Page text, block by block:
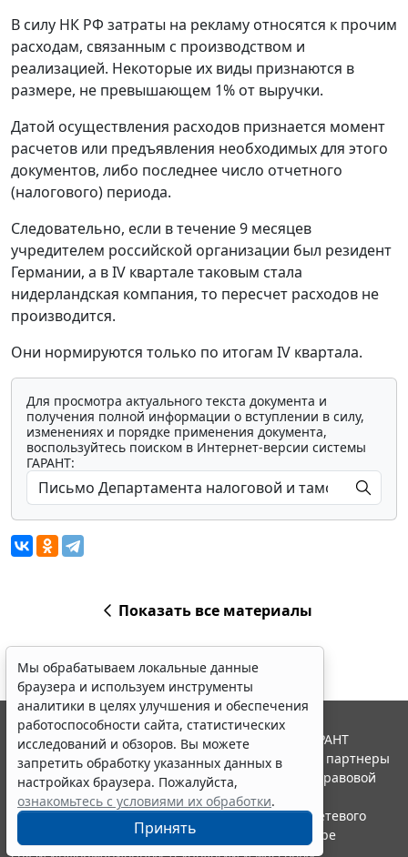
В силу НК РФ затраты на рекламу относятся к прочим
расходам, связанным с производством и
реализацией. Некоторые их виды признаются в
размере, не превышающем 1% от выручки.
Датой осуществления расходов признается момент
расчетов или предъявления необходимых для этого
документов, либо последнее число отчетного
(налогового) периода.
Следовательно, если в течение 9 месяцев
учредителем российской организации был резидент
Германии, а в IV квартале таковым стала
нидерландская компания, то пересчет расходов не
производится.
Они нормируются только по итогам IV квартала.
Для просмотра актуального текста документа и
получения полной информации о вступлении в силу,
изменениях и порядке применения документа,
воспользуйтесь поиском в Интернет-версии системы
ГАРАНТ:
Показать все материалы
Мы обрабатываем локальные данные
браузера и используем инструменты
аналитики в целях улучшения и обеспечения
работоспособности сайта, статистических
исследований и обзоров. Вы можете
запретить обработку указанных данных в
настройках браузера. Пожалуйста,
ознакомьтесь с условиями их обработки.
Принять
© ООО "НПП "ГАРАНТ-СЕРВИС", 2026. Система ГАРАНТ
выпускается с 1990 года. Компания "Гарант" и ее партнеры
являются участниками Российской ассоциации правовой
информации ГАРАНТ.
Портал ГАРАНТ.РУ зарегистрирован в качестве сетевого
издания Федеральной службой по надзору в сфере